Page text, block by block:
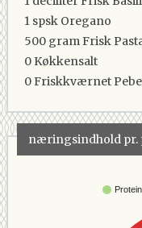
1 spsk Oregano
500 gramFrisk
0 Køkkensalt
0Friskkværnet
næringsindhold pr.
Protein